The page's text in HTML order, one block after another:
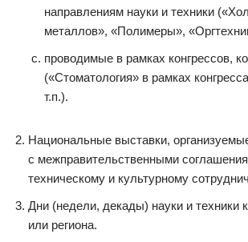
направлениям науки и техники
металлов», «Полимеры»,
проводимые в рамках конгрессов,
(«Стоматология» в рамках
т.п.).
Национальные выставки,
с межправительственными
техническому и культурному
Дни (недели, декады) науки и техники
или региона.